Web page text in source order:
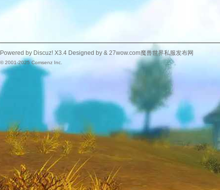
Powered by Discuz! X3.4 Designed by & 27wow.com魔兽世界私服发布网
© 2001-2025Comsenz Inc.